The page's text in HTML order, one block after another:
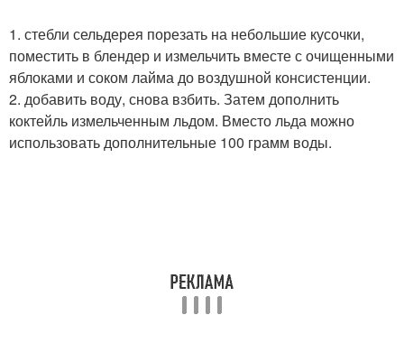
1. стебли сельдерея порезать на небольшие кусочки,
поместить в блендер и измельчить вместе с очищенными
яблоками и соком лайма до воздушной консистенции.
2. добавить воду, снова взбить. Затем дополнить
коктейль измельченным льдом. Вместо льда можно
использовать дополнительные 100 грамм воды.